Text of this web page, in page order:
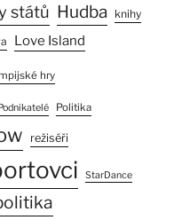
států Hudba knihy
Love Island
hry
Podnikatelé Politika
režiséři
StarDance